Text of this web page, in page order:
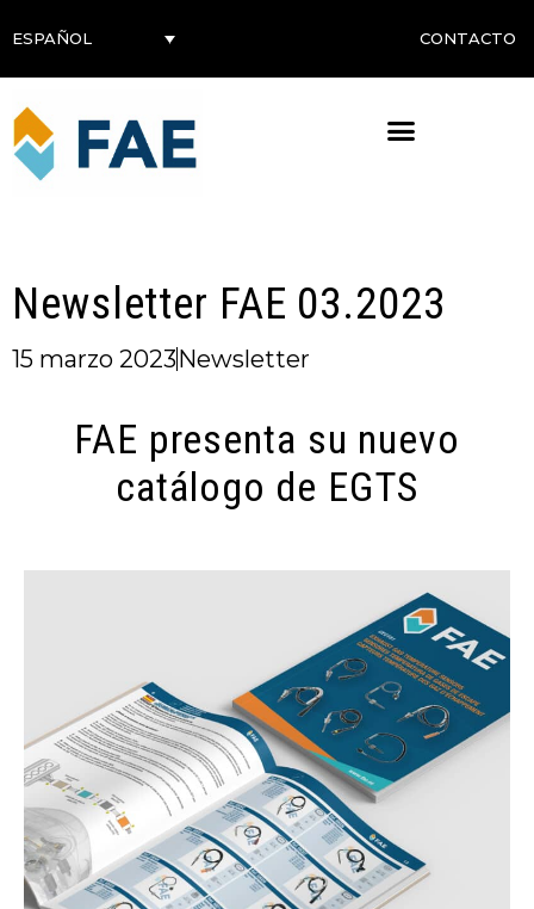
ESPAÑOL CONTACTO
Newsletter FAE 03.2023
15 marzo 2023Newsletter
FAE presenta su nuevo
catálogo de EGTS